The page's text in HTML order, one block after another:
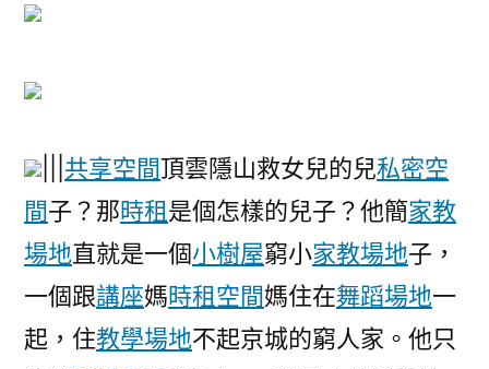
共享空間頂雲隱山救女兒的兒私密空
間子？那時租是個怎樣的兒子？他簡家教
場地直就是一個小樹屋窮小家教場地子，
一個跟講座媽時租空間媽住在舞蹈場地一
起，住教學場地不起京城的窮人家。他只